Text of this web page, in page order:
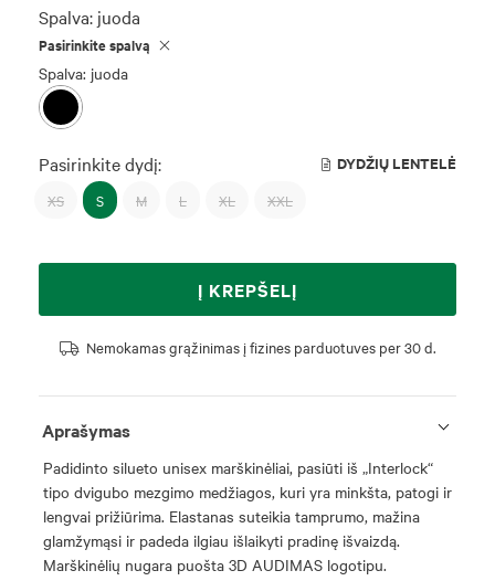
Spalva: juoda
Pasirinkite spalvą
Spalva: juoda
Pasirinkite dydį: DYDŽIŲ LENTELĖ
XS S M L XL XXL
Į KREPŠELĮ
Nemokamas grąžinimas į fizines parduotuves per 30 d.
Aprašymas
Padidinto silueto unisex marškinėliai, pasiūti iš „Interlock“
tipo dvigubo mezgimo medžiagos, kuri yra minkšta, patogi ir
lengvai prižiūrima. Elastanas suteikia tamprumo, mažina
glamžymąsi ir padeda ilgiau išlaikyti pradinę išvaizdą.
Marškinėlių nugara puošta 3D AUDIMAS logotipu.